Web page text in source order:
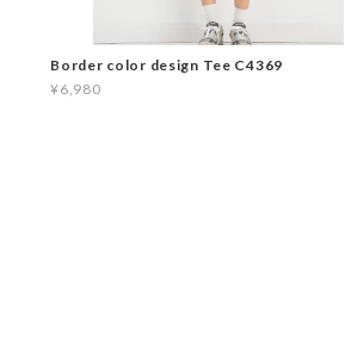
Border color design Tee C4369
¥6,980